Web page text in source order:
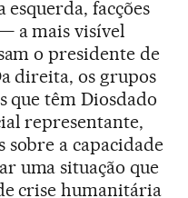
facções
a mais visível
o presidente de
direita, os grupos
que têm Diosdado
representante,
sobre a capacidade
uma situação que
crise humanitária